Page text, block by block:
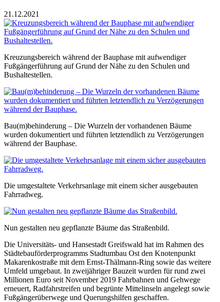
21.12.2021
Kreuzungsbereich während der Bauphase mit aufwendiger
Fußgängerführung auf Grund der Nähe zu den Schulen und
Bushaltestellen.
Bau(m)behinderung – Die Wurzeln der vorhandenen Bäume
wurden dokumentiert und führten letztendlich zu Verzögerungen
während der Bauphase.
Die umgestaltete Verkehrsanlage mit einem sicher ausgebauten
Fahrradweg.
Nun gestalten neu gepflanzte Bäume das Straßenbild.
Die Universitäts- und Hansestadt Greifswald hat im Rahmen des
Städtebauförderprogramms Stadtumbau Ost den Knotenpunkt
Makarenkostraße mit dem Ernst-Thälmann-Ring sowie das weitere
Umfeld umgebaut. In zweijähriger Bauzeit wurden für rund zwei
Millionen Euro seit November 2019 Fahrbahnen und Gehwege
erneuert, Radfahrstreifen und begrünte Mittelinseln angelegt sowie
Fußgängerüberwege und Querungshilfen geschaffen.